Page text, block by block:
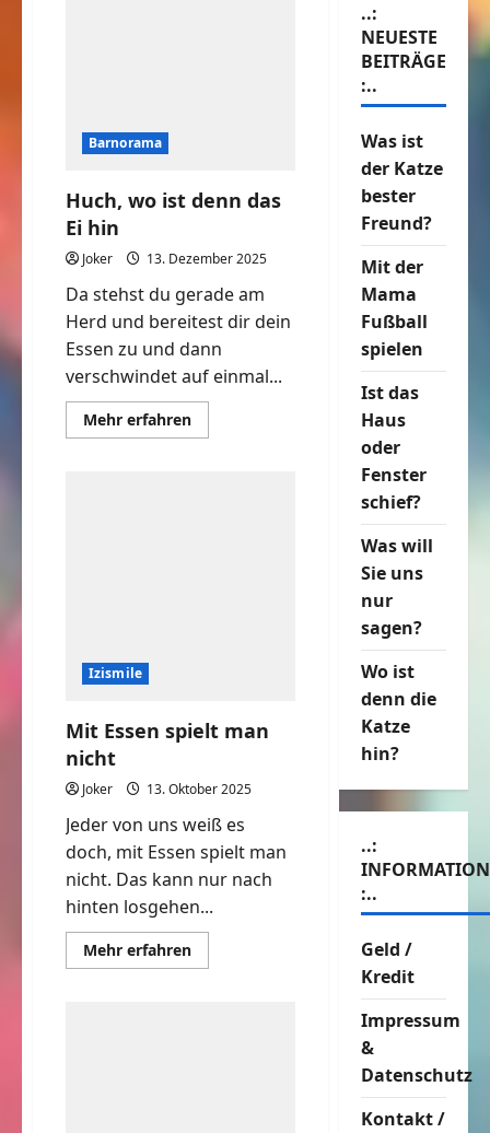
Barnorama
Huch, wo ist denn das
Ei hin
Joker 13. Dezember 2025
Da stehst du gerade am
Herd und bereitest dir dein
Essen zu und dann
verschwindet auf einmal...
Mehr erfahrenMehr
Informationen
Izismile
Mit Essen spielt man
nicht
Joker 13. Oktober 2025
Jeder von uns weiß es
doch, mit Essen spielt man
nicht. Das kann nur nach
hinten losgehen...
Mehr erfahrenMehr
Informationen
..:
NEUESTE
BEITRÄGE
:..
Was ist
der Katze
bester
Freund?
Mit der
Mama
Fußball
spielen
Ist das
Haus
oder
Fenster
schief?
Was will
Sie uns
nur
sagen?
Wo ist
denn die
Katze
hin?
..:
:..
Geld /
Kredit
Impressum
&
Datenschutz
Kontakt /